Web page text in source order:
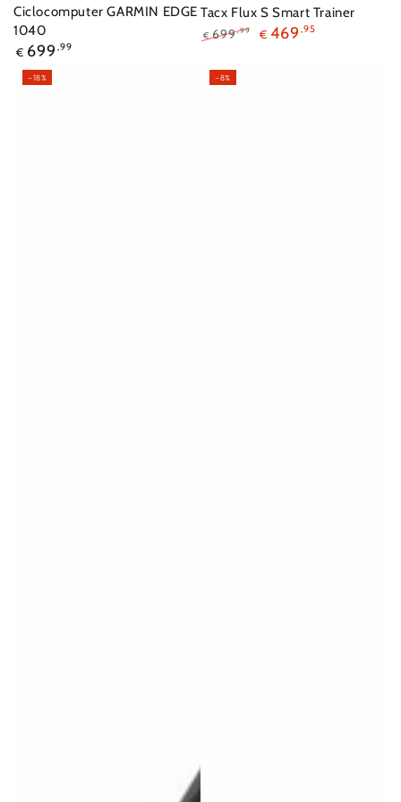
Ciclocomputer GARMIN EDGE
1040
Prezzo
€ 699 ,99
Tacx Flux S Smart Trainer
regolare
€ 699,99 € 469 ,95
–18% –8%